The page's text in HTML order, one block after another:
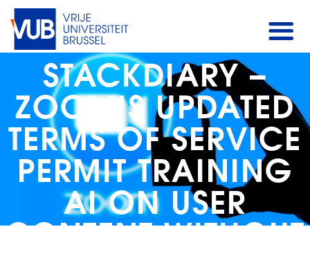
STACKDIARY –
ZOOM’S UPDATED
TERMS OF SERVICE
PERMIT TRAINING
AI ON USER
CONTENT WITHOUT